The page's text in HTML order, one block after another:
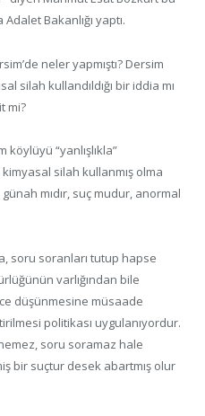
Bakanlığı yaptı.
neler yapmıştı? Dersim
silah kullandıldığı bir iddia mı
mi?
köylüyü “yanlışlıkla”
silah kullanmış olma
mıdır, suç mudur, anormal
soru soranları tutup hapse
varlığından bile
düşünmesine müsaade
politikası uygulanıyordur.
soru soramaz hale
bir suçtur desek abartmış olur